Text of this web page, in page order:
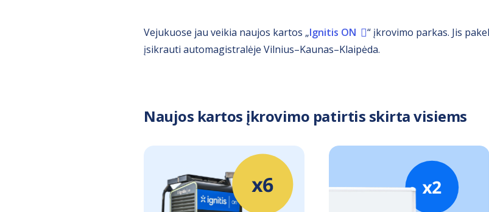
Vejukuose jau veikia naujos kartos „Ignitis ON
“ įkrovimo parkas. Jis
įsikrauti automagistralėje Vilnius–Kaunas–Klaipėda.
Naujos kartos įkrovimo patirtis skirta visiems